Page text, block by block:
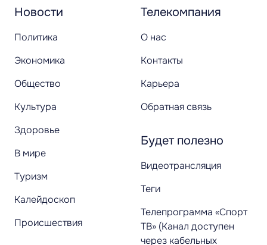
Новости
Политика
Экономика
Общество
Культура
Здоровье
В мире
Туризм
Калейдоскоп
Происшествия
Телекомпания
О нас
Контакты
Карьера
Обратная связь
Будет полезно
Видеотрансляция
Теги
Телепрограмма «Спорт
ТВ» (Канал доступен
через кабельных